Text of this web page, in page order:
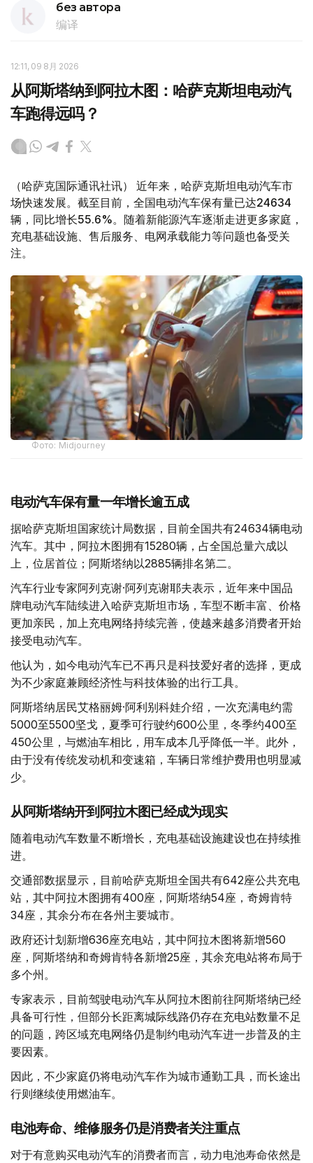
без автора
编译
12:11, 09 8月 2026
从阿斯塔纳到阿拉木图：哈萨克斯坦电动汽
车跑得远吗？
（哈萨克国际通讯社讯） 近年来，哈萨克斯坦电动汽车市
场快速发展。截至目前，全国电动汽车保有量已达24634
辆，同比增长55.6%。随着新能源汽车逐渐走进更多家庭，
充电基础设施、售后服务、电网承载能力等问题也备受关
注。
Фото: Midjourney
电动汽车保有量一年增长逾五成
据哈萨克斯坦国家统计局数据，目前全国共有24634辆电动
汽车。其中，阿拉木图拥有15280辆，占全国总量六成以
上，位居首位；阿斯塔纳以2885辆排名第二。
汽车行业专家阿列克谢·阿列克谢耶夫表示，近年来中国品
牌电动汽车陆续进入哈萨克斯坦市场，车型不断丰富、价格
更加亲民，加上充电网络持续完善，使越来越多消费者开始
接受电动汽车。
他认为，如今电动汽车已不再只是科技爱好者的选择，更成
为不少家庭兼顾经济性与科技体验的出行工具。
阿斯塔纳居民艾格丽姆·阿利别科娃介绍，一次充满电约需
5000至5500坚戈，夏季可行驶约600公里，冬季约400至
450公里，与燃油车相比，用车成本几乎降低一半。此外，
由于没有传统发动机和变速箱，车辆日常维护费用也明显减
少。
从阿斯塔纳开到阿拉木图已经成为现实
随着电动汽车数量不断增长，充电基础设施建设也在持续推
进。
交通部数据显示，目前哈萨克斯坦全国共有642座公共充电
站，其中阿拉木图拥有400座，阿斯塔纳54座，奇姆肯特
34座，其余分布在各州主要城市。
政府还计划新增636座充电站，其中阿拉木图将新增560
座，阿斯塔纳和奇姆肯特各新增25座，其余充电站将布局于
多个州。
专家表示，目前驾驶电动汽车从阿拉木图前往阿斯塔纳已经
具备可行性，但部分长距离城际线路仍存在充电站数量不足
的问题，跨区域充电网络仍是制约电动汽车进一步普及的主
要因素。
因此，不少家庭仍将电动汽车作为城市通勤工具，而长途出
行则继续使用燃油车。
电池寿命、维修服务仍是消费者关注重点
对于有意购买电动汽车的消费者而言，动力电池寿命依然是